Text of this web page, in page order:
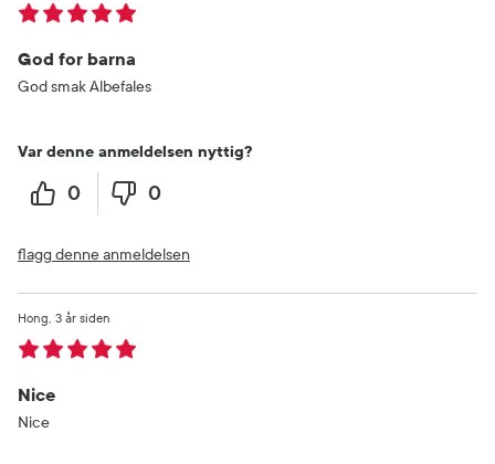
God for barna
God smak Albefales
Var denne anmeldelsen nyttig?
0 0
flagg denne anmeldelsen
Nice
3 år siden
Hong
Nice